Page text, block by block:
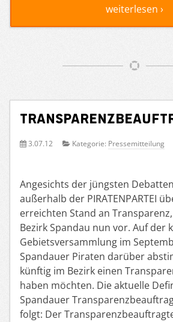
weiterlesen ›
3.07.12 Kategorie: Pressemitteilung
Angesichts der jüngsten
außerhalb der PIRATENPARTEI
erreichten Stand an
Bezirk Spandau nun vor. Auf der
Gebietsversammlung im
Spandauer Piraten darüber
künftig im Bezirk einen
haben möchten. Die aktuelle
Spandauer
folgt: Der